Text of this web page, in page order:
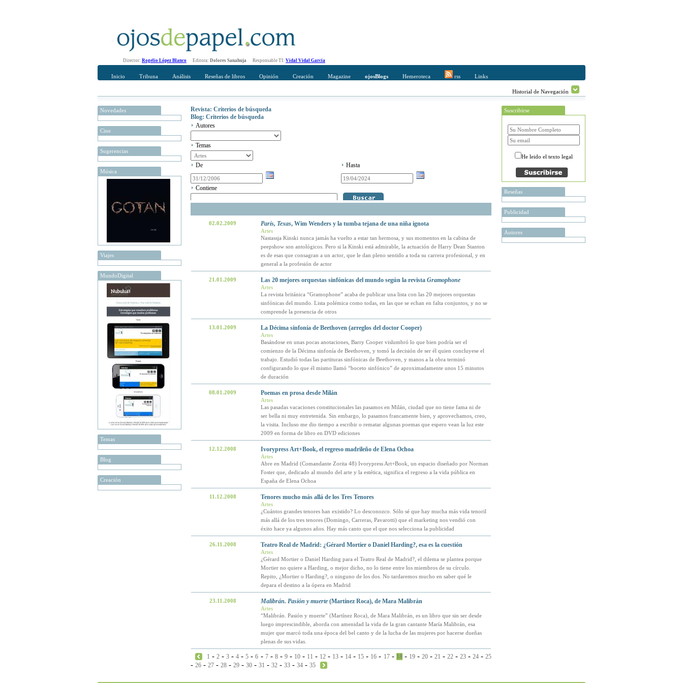
Director: Rogelio López Blanco Editora: Dolores Sanahuja Responsable TI: Vidal Vidal Garcia
Inicio Tribuna Análisis Reseñas de libros Opinión Creación Magazine ojosBlogs Hemeroteca rss Links
Historial de Navegación
Novedades
Cine
Sugerencias
Música
Viajes
MundoDigital
Temas
Blog
Creación
Revista: Criterios de búsqueda
Blog: Criterios de búsqueda
Autores
Temas
De Hasta
Contiene
02.02.2009 París, Texas, Wim Wenders y la tumba tejana de una niña ignota
Artes
Nastassja Kinski nunca jamás ha vuelto a estar tan hermosa, y sus momentos en la cabina de
peepshow son antológicos. Pero si la Kinski está admirable, la actuación de Harry Dean Stanton
es de esas que consagran a un actor, que le dan pleno sentido a toda su carrera profesional, y en
general a la profesión de actor
21.01.2009 Las 20 mejores orquestas sinfónicas del mundo según la revista Gramophone
Artes
La revista británica “Gramophone” acaba de publicar una lista con las 20 mejores orquestas
sinfónicas del mundo. Lista polémica como todas, en las que se echan en falta conjuntos, y no se
comprende la presencia de otros
13.01.2009 La Décima sinfonía de Beethoven (arreglos del doctor Cooper)
Artes
Basándose en unas pocas anotaciones, Barry Cooper vislumbró lo que bien podría ser el
comienzo de la Décima sinfonía de Beethoven, y tomó la decisión de ser él quien concluyese el
trabajo. Estudió todas las partituras sinfónicas de Beethoven, y manos a la obra terminó
configurando lo que él mismo llamó “boceto sinfónico” de aproximadamente unos 15 minutos
de duración
08.01.2009 Poemas en prosa desde Milán
Artes
Las pasadas vacaciones constitucionales las pasamos en Milán, ciudad que no tiene fama ni de
ser bella ni muy entretenida. Sin embargo, lo pasamos francamente bien, y aprovechamos, creo,
la visita. Incluso me dio tiempo a escribir o rematar algunas poemas que espero vean la luz este
2009 en forma de libro en DVD ediciones
12.12.2008 Ivorypress Art+Book, el regreso madrileño de Elena Ochoa
Artes
Abre en Madrid (Comandante Zorita 48) Ivorypress Art+Book, un espacio diseñado por Norman
Foster que, dedicado al mundo del arte y la estética, significa el regreso a la vida pública en
España de Elena Ochoa
11.12.2008 Tenores mucho más allá de los Tres Tenores
Artes
¿Cuántos grandes tenores han existido? Lo desconozco. Sólo sé que hay mucha más vida tenoril
más allá de los tres tenores (Domingo, Carreras, Pavarotti) que el marketing nos vendió con
éxito hace ya algunos años. Hay más canto que el que nos selecciona la publicidad
26.11.2008 Teatro Real de Madrid: ¿Gérard Mortier o Daniel Harding?, esa es la cuestión
Artes
¿Gérard Mortier o Daniel Harding para el Teatro Real de Madrid?, el dilema se plantea porque
Mortier no quiere a Harding, o mejor dicho, no lo tiene entre los miembros de su círculo.
Repito, ¿Mortier o Harding?, o ninguno de los dos. No tardaremos mucho en saber qué le
depara el destino a la ópera en Madrid
23.11.2008 Malibrán. Pasión y muerte(Martínez Roca), de Mara Malibrán
Artes
“Malibrán. Pasión y muerte” (Martínez Roca), de Mara Malibrán, es un libro que sin ser desde
luego imprescindible, aborda con amenidad la vida de la gran cantante María Malibrán, esa
mujer que marcó toda una época del bel canto y de la lucha de las mujeres por hacerse dueñas
plenas de sus vidas.
1 -2 -3 -4 -5 -6 - 7- 8- 9- 10- 11 - 12 - 13 - 14 - 15 - 16 - 17- 18- 19- 20- 21 - 22-23 -24 -25
- 26 - 27 - 28 - 29 - 30 - 31 - 32 - 33 - 34 - 35
Suscribirse
He leido el texto legal
Reseñas
Publicidad
Autores